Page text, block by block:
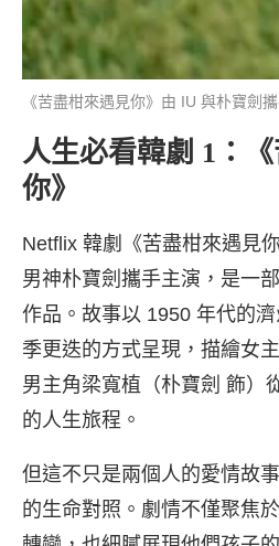
《苦盡柑來遇見你》由 IU 與朴寶劍
人生必看韓劇 1：
你》
Netflix 韓劇《苦盡柑來遇見
男神朴寶劍攜手主演，是一
作品。故事以 1950 年代的
季更迭的方式呈現，描繪女
男主角梁寬植（朴寶劍 飾）
的人生旅程。
但這不只是兩個人的愛情故
的生命對照。劇情不僅聚焦